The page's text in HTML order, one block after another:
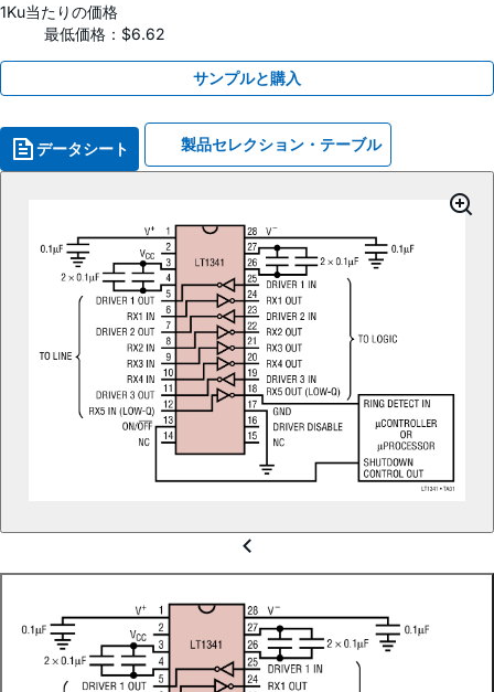
1Ku当たりの価格
最低価格：$6.62
サンプルと購入
データシート 製品セレクション・テーブル